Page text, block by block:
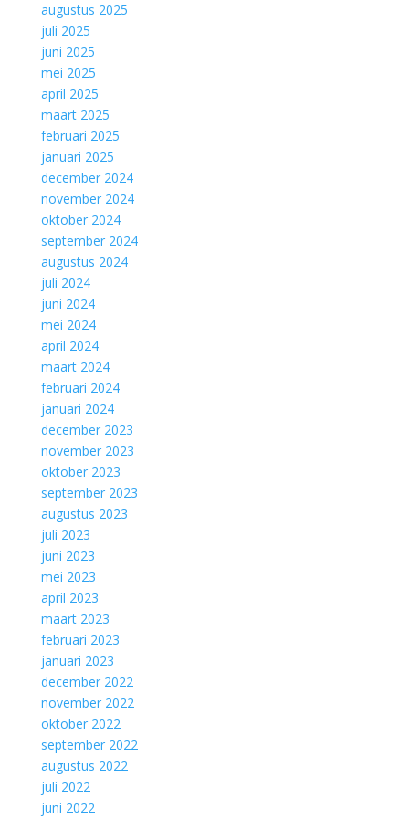
augustus 2025
juli 2025
juni 2025
mei 2025
april 2025
maart 2025
februari 2025
januari 2025
december 2024
november 2024
oktober 2024
september 2024
augustus 2024
juli 2024
juni 2024
mei 2024
april 2024
maart 2024
februari 2024
januari 2024
december 2023
november 2023
oktober 2023
september 2023
augustus 2023
juli 2023
juni 2023
mei 2023
april 2023
maart 2023
februari 2023
januari 2023
december 2022
november 2022
oktober 2022
september 2022
augustus 2022
juli 2022
juni 2022